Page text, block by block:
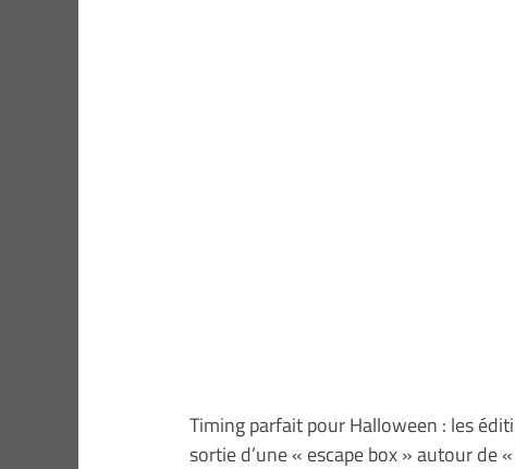
Timing parfait pour Halloween : les
sortie d’une « escape box » autour de «